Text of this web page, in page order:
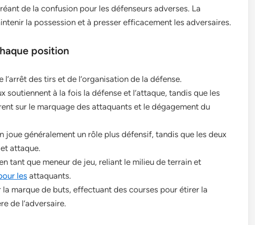
de la confusion pour les défenseurs adverses. La
la possession et à presser efficacement les adversaires.
position
l’arrêt des tirs et de l’organisation de la défense.
soutiennent à la fois la défense et l’attaque, tandis que les
sur le marquage des attaquants et le dégagement du
joue généralement un rôle plus défensif, tandis que les deux
attaque.
tant que meneur de jeu, reliant le milieu de terrain et
lesattaquants.
la marque de buts, effectuant des courses pour étirer la
de l’adversaire.